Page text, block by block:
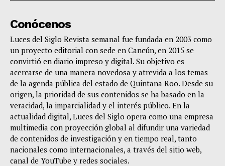
Conócenos
Luces del Siglo Revista semanal fue fundada en 2003 como
un proyecto editorial con sede en Cancún, en 2015 se
convirtió en diario impreso y digital. Su objetivo es
acercarse de una manera novedosa y atrevida a los temas
de la agenda pública del estado de Quintana Roo. Desde su
origen, la prioridad de sus contenidos se ha basado en la
veracidad, la imparcialidad y el interés público. En la
actualidad digital, Luces del Siglo opera como una empresa
multimedia con proyección global al difundir una variedad
de contenidos de investigación y en tiempo real, tanto
nacionales como internacionales, a través del sitio web,
canal de YouTube y redes sociales.